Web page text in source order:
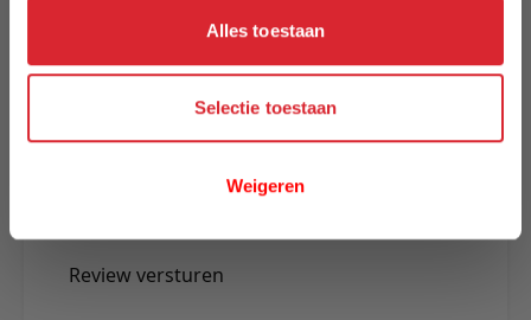
Alles toestaan
Selectie toestaan
Weigeren
Uw naam
Review versturen